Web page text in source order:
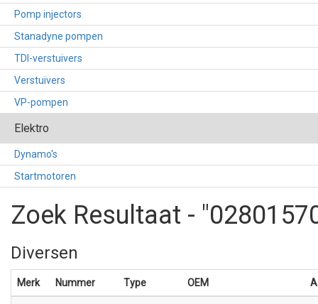
Pomp injectors
Stanadyne pompen
TDI-verstuivers
Verstuivers
VP-pompen
Elektro
Dynamo's
Startmotoren
Zoek Resultaat -
Diversen
Merk Nummer Type OEM